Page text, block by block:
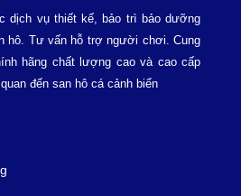
dịch vụ thiết kế, bảo trì bảo dưỡng
hô. Tư vấn hỗ trợ người chơi. Cung
hãng chất lượng cao và cao cấp
đến san hô cá cảnh biển